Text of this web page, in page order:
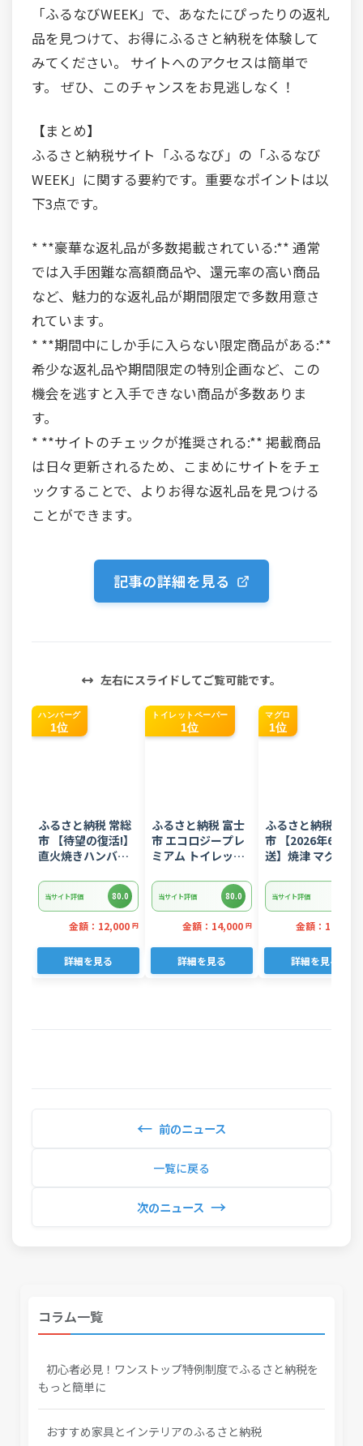
「ふるなびWEEK」で、あなたにぴったりの返礼
品を見つけて、お得にふるさと納税を体験して
みてください。 サイトへのアクセスは簡単で
す。 ぜひ、このチャンスをお見逃しなく！
【まとめ】
ふるさと納税サイト「ふるなび」の「ふるなび
WEEK」に関する要約です。重要なポイントは以
下3点です。
* **豪華な返礼品が多数掲載されている:** 通常
では入手困難な高額商品や、還元率の高い商品
など、魅力的な返礼品が期間限定で多数用意さ
れています。
* **期間中にしか手に入らない限定商品がある:**
希少な返礼品や期間限定の特別企画など、この
機会を逃すと入手できない商品が多数ありま
す。
* **サイトのチェックが推奨される:** 掲載商品
は日々更新されるため、こまめにサイトをチェ
ックすることで、よりお得な返礼品を見つける
ことができます。
記事の詳細を見る
左右にスライドしてご覧可能です。
ハンバーグ
1位
ふるさと納税 常総
市 【待望の復活!】
直火焼きハンバー
ス 3kg 22個入り
当サイト評価 80.0
金額：12,000 円
詳細を見る
トイレットペーパー
1位
ふるさと納税 富士
市 エコロジープレ
ミアム トイレット
ロール 日用品 人気
当サイト評価 80.0
金額：14,000 円
詳細を見る
マグロ
1位
ふるさと納税 焼津
市 【2026年6月発
送】焼津 マグロ ネ
ぎとろ(a10-
875202606)
当サイト評価
金額：11,000
詳細を見る
← 前のニュース
一覧に戻る
次のニュース →
コラム一覧
初心者必見！ワンストップ特例制度でふるさと納税を
もっと簡単に
おすすめ家具とインテリアのふるさと納税